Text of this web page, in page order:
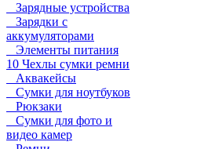
Зарядные устройства
Зарядки с
аккумуляторами
Элементы питания
10 Чехлы сумки ремни
Аквакейсы
Сумки для ноутбуков
Рюкзаки
Сумки для фото и
видео камер